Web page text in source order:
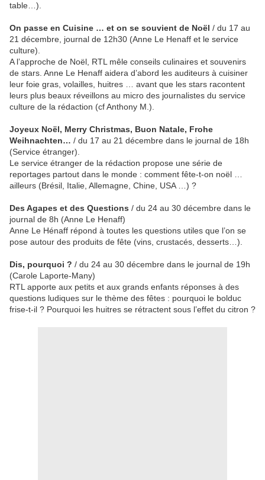
table…).
On passe en Cuisine … et on se souvient de Noël / du 17 au
21 décembre, journal de 12h30 (Anne Le Henaff et le service
culture).
A l’approche de Noël, RTL mêle conseils culinaires et souvenirs
de stars. Anne Le Henaff aidera d’abord les auditeurs à cuisiner
leur foie gras, volailles, huitres … avant que les stars racontent
leurs plus beaux réveillons au micro des journalistes du service
culture de la rédaction (cf Anthony M.).
Joyeux Noël, Merry Christmas, Buon Natale, Frohe
Weihnachten… / du 17 au 21 décembre dans le journal de 18h
(Service étranger).
Le service étranger de la rédaction propose une série de
reportages partout dans le monde : comment fête-t-on noël …
ailleurs (Brésil, Italie, Allemagne, Chine, USA …) ?
Des Agapes et des Questions / du 24 au 30 décembre dans le
journal de 8h (Anne Le Henaff)
Anne Le Hénaff répond à toutes les questions utiles que l’on se
pose autour des produits de fête (vins, crustacés, desserts…).
Dis, pourquoi ? / du 24 au 30 décembre dans le journal de 19h
(Carole Laporte-Many)
RTL apporte aux petits et aux grands enfants réponses à des
questions ludiques sur le thème des fêtes : pourquoi le bolduc
frise-t-il ? Pourquoi les huitres se rétractent sous l’effet du citron ?